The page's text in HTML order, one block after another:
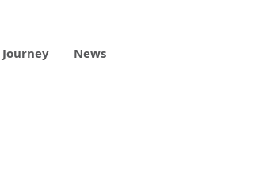
Journey News